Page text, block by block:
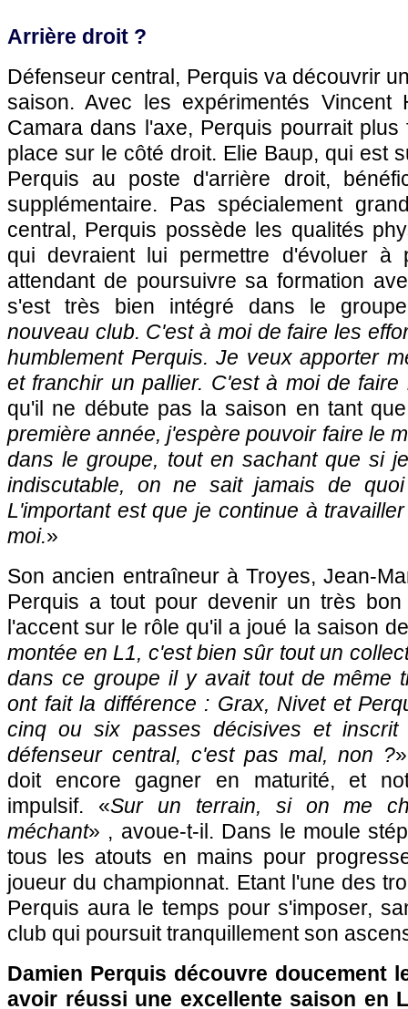
Arrière droit ?
Défenseur central, Perquis va découvrir
saison. Avec les expérimentés Vincent
Camara dans l'axe, Perquis pourrait
place sur le côté droit. Elie Baup, qui est
Perquis au poste d'arrière droit,
supplémentaire. Pas spécialement
central, Perquis possède les qualités
qui devraient lui permettre d'évoluer à
attendant de poursuivre sa formation
s'est très bien intégré dans le
nouveau club. C'est à moi de faire les
humblement Perquis. Je veux apporter
et franchir un pallier. C'est à moi de faire
qu'il ne débute pas la saison en tant
première année, j'espère pouvoir faire le
dans le groupe, tout en sachant que si
indiscutable, on ne sait jamais de
L'important est que je continue à
moi.»
Son ancien entraîneur à Troyes, Jean-
Perquis a tout pour devenir un très
l'accent sur le rôle qu'il a joué la saison
montée en L1, c'est bien sûr tout un
dans ce groupe il y avait tout de même
ont fait la différence : Grax, Nivet et
cinq ou six passes décisives et
défenseur central, c'est pas mal, non ?
doit encore gagner en maturité, et
impulsif. «Sur un terrain, si on me
méchant» , avoue-t-il. Dans le moule
tous les atouts en mains pour
joueur du championnat. Etant l'une des
Perquis aura le temps pour s'imposer,
club qui poursuit tranquillement son
Damien Perquis découvre doucement
avoir réussi une excellente saison en